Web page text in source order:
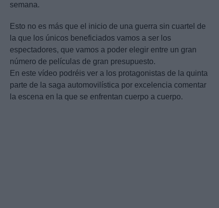
semana.
Esto no es más que el inicio de una guerra sin cuartel de
la que los únicos beneficiados vamos a ser los
espectadores, que vamos a poder elegir entre un gran
número de películas de gran presupuesto.
En este vídeo podréis ver a los protagonistas de la quinta
parte de la saga automovilística por excelencia comentar
la escena en la que se enfrentan cuerpo a cuerpo.